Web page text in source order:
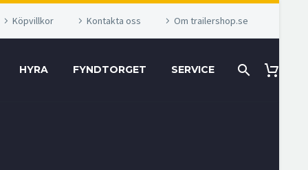
Köpvillkor Kontakta oss Om trailershop.se
HYRA FYNDTORGET SERVICE